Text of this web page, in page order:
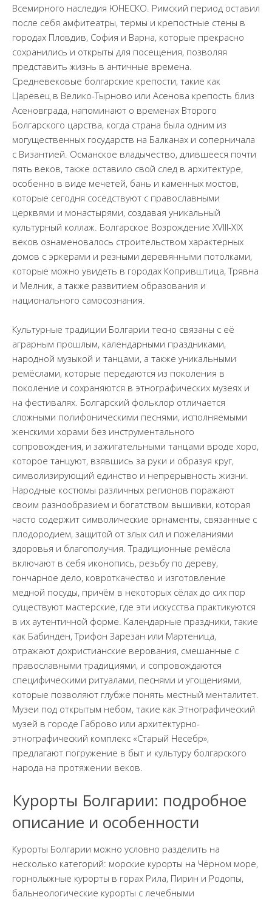
Всемирного наследия ЮНЕСКО. Римский период оставил
после себя амфитеатры, термы и крепостные стены в
городах Пловдив, София и Варна, которые прекрасно
сохранились и открыты для посещения, позволяя
представить жизнь в античные времена.
Средневековые болгарские крепости, такие как
Царевец в Велико-Тырново или Асенова крепость близ
Асеновграда, напоминают о временах Второго
Болгарского царства, когда страна была одним из
могущественных государств на Балканах и соперничала
с Византией. Османское владычество, длившееся почти
пять веков, также оставило свой след в архитектуре,
особенно в виде мечетей, бань и каменных мостов,
которые сегодня соседствуют с православными
церквями и монастырями, создавая уникальный
культурный коллаж. Болгарское Возрождение XVIII-XIX
веков ознаменовалось строительством характерных
домов с эркерами и резными деревянными потолками,
которые можно увидеть в городах Копривштица, Трявна
и Мелник, а также развитием образования и
национального самосознания.
Культурные традиции Болгарии тесно связаны с её
аграрным прошлым, календарными праздниками,
народной музыкой и танцами, а также уникальными
ремёслами, которые передаются из поколения в
поколение и сохраняются в этнографических музеях и
на фестивалях. Болгарский фольклор отличается
сложными полифоническими песнями, исполняемыми
женскими хорами без инструментального
сопровождения, и зажигательными танцами вроде хоро,
которое танцуют, взявшись за руки и образуя круг,
символизирующий единство и непрерывность жизни.
Народные костюмы различных регионов поражают
своим разнообразием и богатством вышивки, которая
часто содержит символические орнаменты, связанные с
плодородием, защитой от злых сил и пожеланиями
здоровья и благополучия. Традиционные ремёсла
включают в себя иконопись, резьбу по дереву,
гончарное дело, ковроткачество и изготовление
медной посуды, причём в некоторых сёлах до сих пор
существуют мастерские, где эти искусства практикуются
в их аутентичной форме. Календарные праздники, такие
как Бабинден, Трифон Зарезан или Мартеница,
отражают дохристианские верования, смешанные с
православными традициями, и сопровождаются
специфическими ритуалами, песнями и угощениями,
которые позволяют глубже понять местный менталитет.
Музеи под открытым небом, такие как Этнографический
музей в городе Габрово или архитектурно-
этнографический комплекс «Старый Несебр»,
предлагают погружение в быт и культуру болгарского
народа на протяжении веков.
Курорты Болгарии: подробное
описание и особенности
Курорты Болгарии можно условно разделить на
несколько категорий: морские курорты на Чёрном море,
горнолыжные курорты в горах Рила, Пирин и Родопы,
бальнеологические курорты с лечебными